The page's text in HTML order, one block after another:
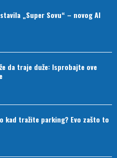
„Super Sovu“ – novog AI
da traje duže: Isprobajte ove
kad tražite parking? Evo zašto to